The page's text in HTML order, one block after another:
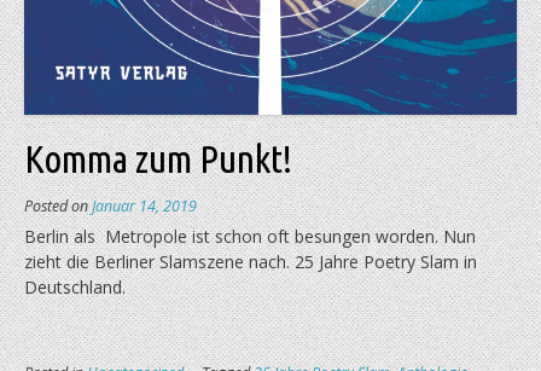
Komma zum Punkt!
Posted onJanuar 14, 2019
Berlin als Metropole ist schon oft besungen worden. Nun
zieht die Berliner Slamszene nach. 25 Jahre Poetry Slam in
Deutschland.